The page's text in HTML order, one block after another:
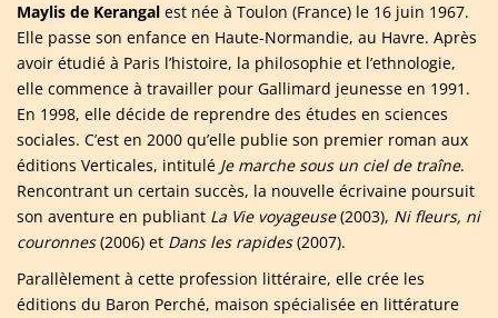
Maylis de Kerangal est née à Toulon (France) le 16 juin 1967.
Elle passe son enfance en Haute-Normandie, au Havre. Après
avoir étudié à Paris l’histoire, la philosophie et l’ethnologie,
elle commence à travailler pour Gallimard jeunesse en 1991.
En 1998, elle décide de reprendre des études en sciences
sociales. C’est en 2000 qu’elle publie son premier roman aux
éditions Verticales, intitulé Je marche sous un ciel de traîne.
Rencontrant un certain succès, la nouvelle écrivaine poursuit
son aventure en publiant La Vie voyageuse(2003), Ni fleurs, ni
couronnes(2006) et Dans les rapides(2007).
Parallèlement à cette profession littéraire, elle crée les
éditions du Baron Perché, maison spécialisée en littérature